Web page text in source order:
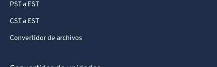
PST a EST
CST a EST
Convertidor de archivos